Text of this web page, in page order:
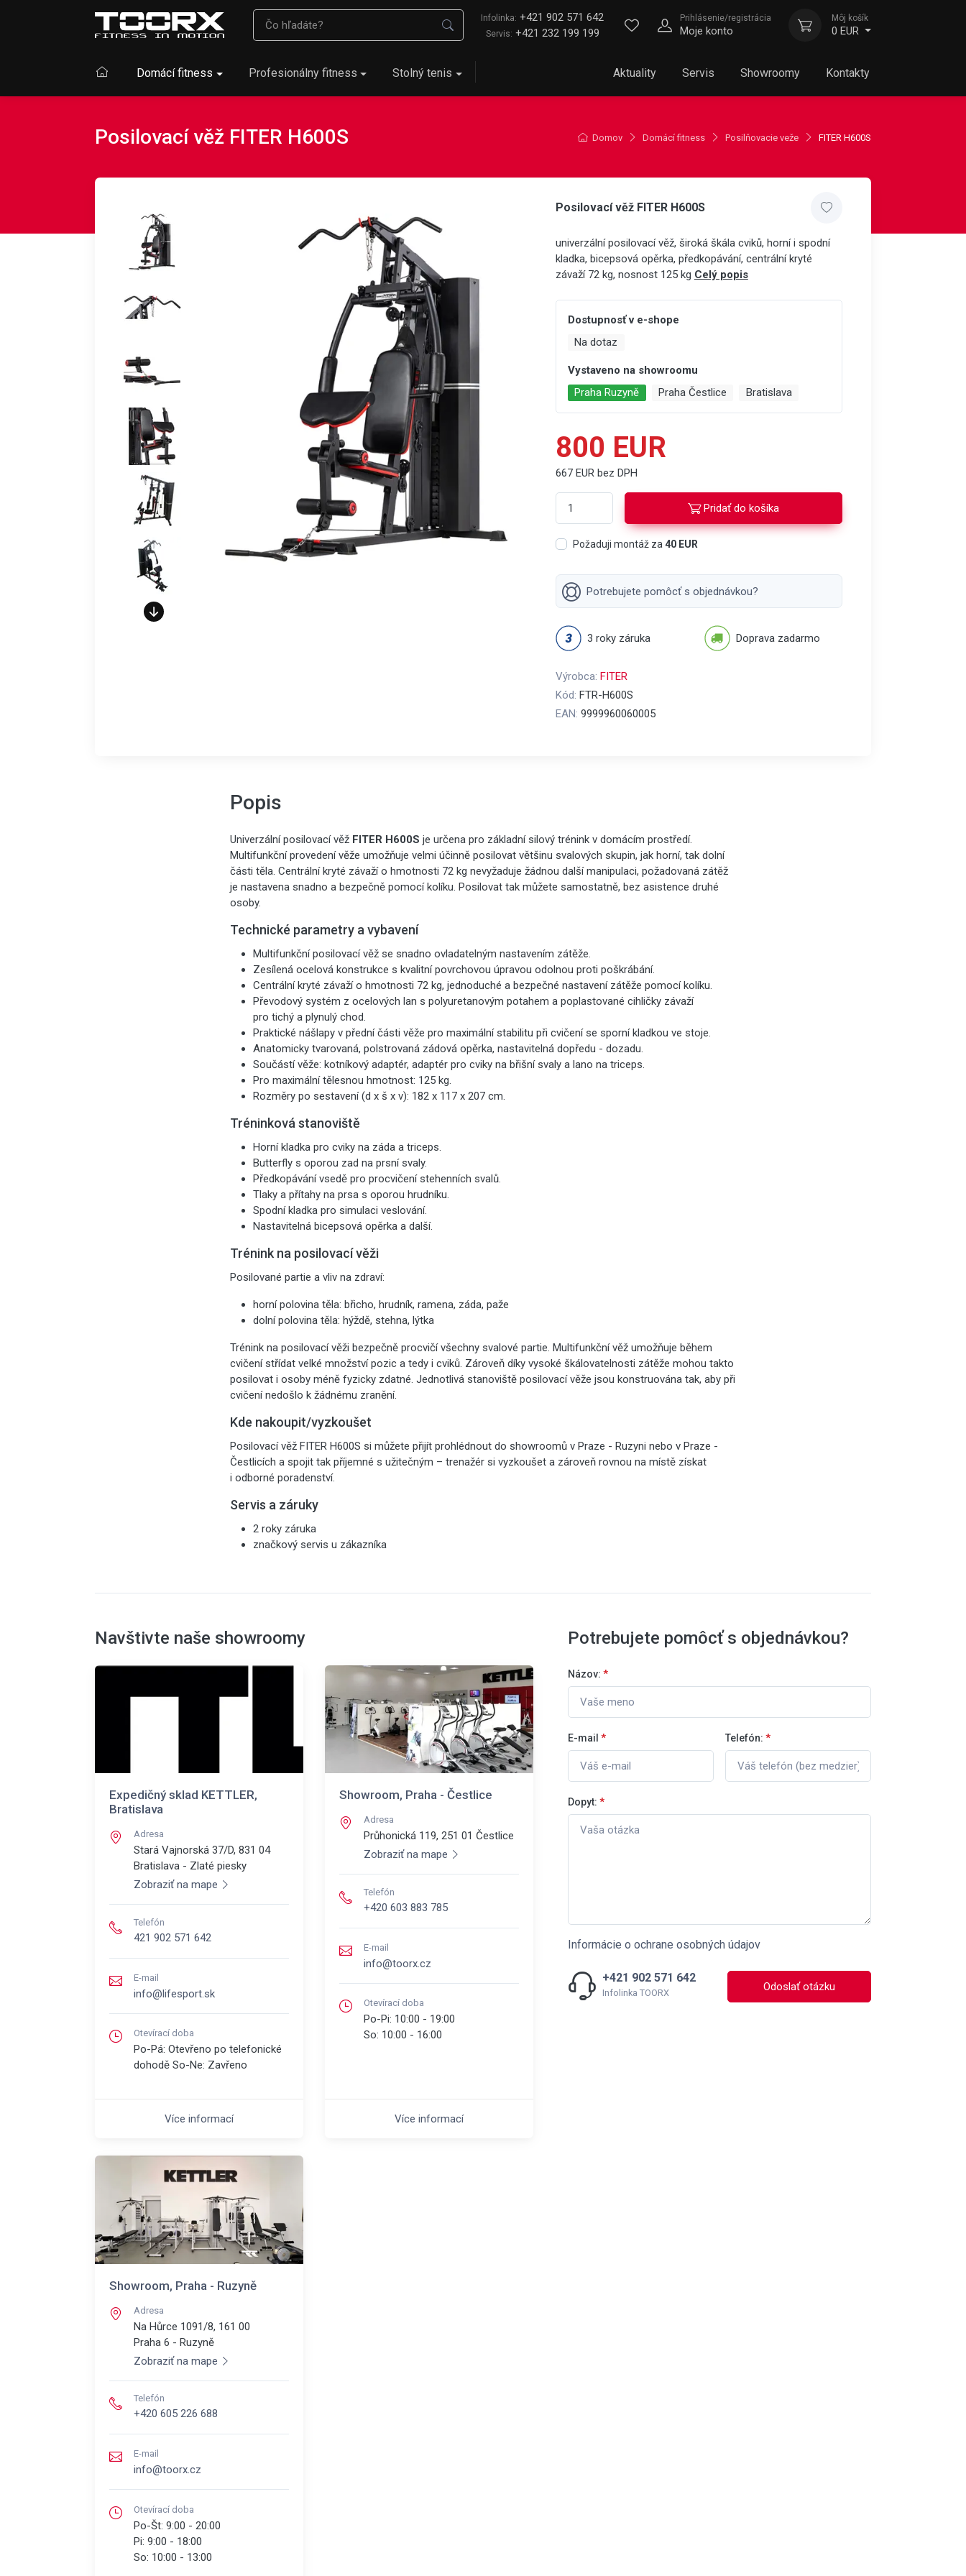
Infolinka: +421 902 571 642
Servis: +421 232 199 199
Prihlásenie/registrácia
Moje konto
Môj košík
0 EUR
Domácí fitness Profesionálny fitness Stolný tenis Aktuality Servis Showroomy Kontakty
Domov Domácí fitness Posilňovacie veže FITER H600S
Posilovací věž FITER H600S
Posilovací věž FITER H600S
univerzální posilovací věž, široká škála cviků, horní i spodní
kladka, bicepsová opěrka, předkopávání, centrální kryté
závaží 72 kg, nosnost 125 kg Celý popis
Dostupnosť v e-shope
Na dotaz
Vystaveno na showroomu
Praha Ruzyně
Praha Čestlice Bratislava
800 EUR
667 EUR bez DPH
Pridať do košíka
Požaduji montáž za 40 EUR
Potrebujete pomôcť s objednávkou?
3 roky záruka Doprava zadarmo
Výrobca: FITER
Kód: FTR-H600S
EAN: 9999960060005
Popis
Univerzální posilovací věž FITER H600S je určena pro základní silový trénink v domácím prostředí.
Multifunkční provedení věže umožňuje velmi účinně posilovat většinu svalových skupin, jak horní, tak dolní
části těla. Centrální kryté závaží o hmotnosti 72 kg nevyžaduje žádnou další manipulaci, požadovaná zátěž
je nastavena snadno a bezpečně pomocí kolíku. Posilovat tak můžete samostatně, bez asistence druhé
osoby.
Technické parametry a vybavení
Multifunkční posilovací věž se snadno ovladatelným nastavením zátěže.
Zesílená ocelová konstrukce s kvalitní povrchovou úpravou odolnou proti poškrábání.
Centrální kryté závaží o hmotnosti 72 kg, jednoduché a bezpečné nastavení zátěže pomocí kolíku.
Převodový systém z ocelových lan s polyuretanovým potahem a poplastované cihličky závaží
pro tichý a plynulý chod.
Praktické nášlapy v přední části věže pro maximální stabilitu při cvičení se sporní kladkou ve stoje.
Anatomicky tvarovaná, polstrovaná zádová opěrka, nastavitelná dopředu - dozadu.
Součástí věže: kotníkový adaptér, adaptér pro cviky na břišní svaly a lano na triceps.
Pro maximální tělesnou hmotnost: 125 kg.
Rozměry po sestavení (d x š x v): 182 x 117 x 207 cm.
Tréninková stanoviště
Horní kladka pro cviky na záda a triceps.
Butterfly s oporou zad na prsní svaly.
Předkopávání vsedě pro procvičení stehenních svalů.
Tlaky a přítahy na prsa s oporou hrudníku.
Spodní kladka pro simulaci veslování.
Nastavitelná bicepsová opěrka a další.
Trénink na posilovací věži
Posilované partie a vliv na zdraví:
horní polovina těla: břicho, hrudník, ramena, záda, paže
dolní polovina těla: hýždě, stehna, lýtka
Trénink na posilovací věži bezpečně procvičí všechny svalové partie. Multifunkční věž umožňuje během
cvičení střídat velké množství pozic a tedy i cviků. Zároveň díky vysoké škálovatelnosti zátěže mohou takto
posilovat i osoby méně fyzicky zdatné. Jednotlivá stanoviště posilovací věže jsou konstruována tak, aby při
cvičení nedošlo k žádnému zranění.
Kde nakoupit/vyzkoušet
Posilovací věž FITER H600S si můžete přijít prohlédnout do showroomů v Praze - Ruzyni nebo v Praze -
Čestlicích a spojit tak příjemné s užitečným – trenažér si vyzkoušet a zároveň rovnou na místě získat
i odborné poradenství.
Servis a záruky
2 roky záruka
značkový servis u zákazníka
Navštivte naše showroomy
Expedičný sklad KETTLER,
Bratislava
Adresa
Stará Vajnorská 37/D, 831 04
Bratislava - Zlaté piesky
Zobraziť na mape
Telefón
421 902 571 642
E-mail
info@lifesport.sk
Otevírací doba
Po-Pá: Otevřeno po telefonické
dohodě So-Ne: Zavřeno
Více informací
Showroom, Praha - Čestlice
Adresa
Průhonická 119, 251 01 Čestlice
Zobraziť na mape
Telefón
+420 603 883 785
E-mail
info@toorx.cz
Otevírací doba
Po-Pi: 10:00 - 19:00
So: 10:00 - 16:00
Více informací
Showroom, Praha - Ruzyně
Adresa
Na Hůrce 1091/8, 161 00
Praha 6 - Ruzyně
Zobraziť na mape
Telefón
+420 605 226 688
E-mail
info@toorx.cz
Otevírací doba
Po-Št: 9:00 - 20:00
Pi: 9:00 - 18:00
So: 10:00 - 13:00
Potrebujete pomôcť s objednávkou?
Názov: *
E-mail * Telefón: *
Dopyt: *
Informácie o ochrane osobných údajov
+421 902 571 642
Infolinka TOORX Odoslať otázku